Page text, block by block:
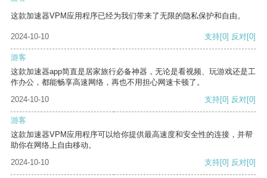
这款加速器VPM应用程序已经为我们带来了无限的隐私保护和自由。
2024-10-10 支持[0] 反对[0]
游客
这款加速器app简直是居家旅行必备神器，无论是看视频、玩游戏还是工
作办公，都能畅享高速网络，再也不用担心网速卡顿了。
2024-10-10
支持[0] 反对[0]
游客
这款加速器VPM应用程序可以给你提供最高速度和安全性的连接，并帮
助你在网络上自由移动。
2024-10-10
支持[0] 反对[0]